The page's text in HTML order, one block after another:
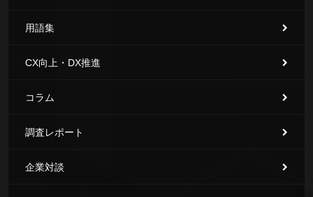
用語集
CX向上・DX推進
コラム
調査レポート
企業対談